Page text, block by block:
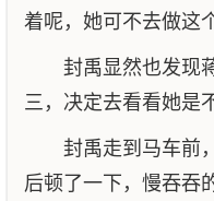
着呢，她可不去做这
封禹显然也发现
三，决定去看看她是
封禹走到马车前
后顿了一下，慢吞吞